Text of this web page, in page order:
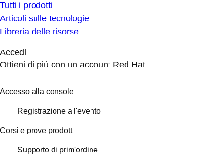
Tutti i prodotti
Articoli sulle tecnologie
Libreria delle risorse
Accedi
Ottieni di più con un account Red Hat
Accesso alla console
Registrazione all'evento
Corsi e prove prodotti
Supporto di prim'ordine